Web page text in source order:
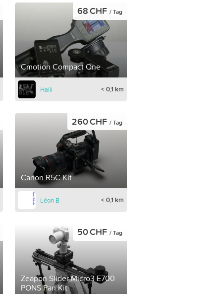
Cmotion Compact One
68 CHF / Tag
Halil < 0,1 km
Canon R5C Kit
260 CHF / Tag
Léon B < 0,1 km
Zeapon Slider Micro3 E700
PONS Pan Kit
50 CHF / Tag